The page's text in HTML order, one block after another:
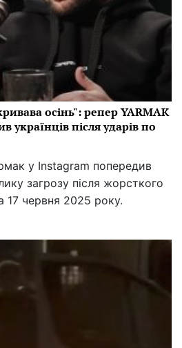
осінь": репер YARMAK
українців після ударів по
у Instagram попередив
загрозу після жорсткого
17 червня 2025 року.